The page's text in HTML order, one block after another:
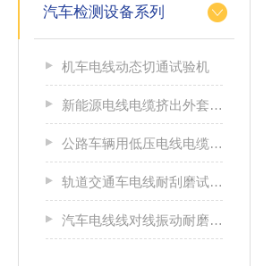
汽车检测设备系列
机车电线动态切通试验机
新能源电线电缆挤出外套刮磨试验仪
公路车辆用低压电线电缆耐刮磨试验机
轨道交通车电线耐刮磨试验机
汽车电线线对线振动耐磨试验机